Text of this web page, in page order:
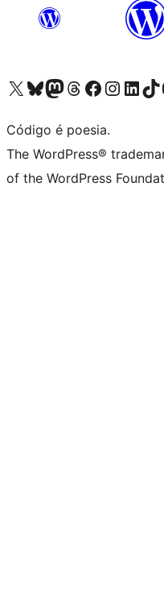
Acessar nossa conta do X (antigo Twitter)
Acessar nossa conta do Bluesky
Acessar nossa conta do Mastodon
Acessar nossa conta do Threads
Acessar nossa página do
Acessar nossa conta
Acessar nossa
Acessar
Código é poesia.
The WordPress®
of the WordPress